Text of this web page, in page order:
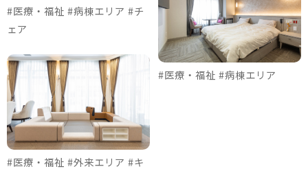
#医療・福祉 #病棟エリア #チ
ェア
#医療・福祉 #外来エリア #キ
#医療・福祉 #病棟エリア